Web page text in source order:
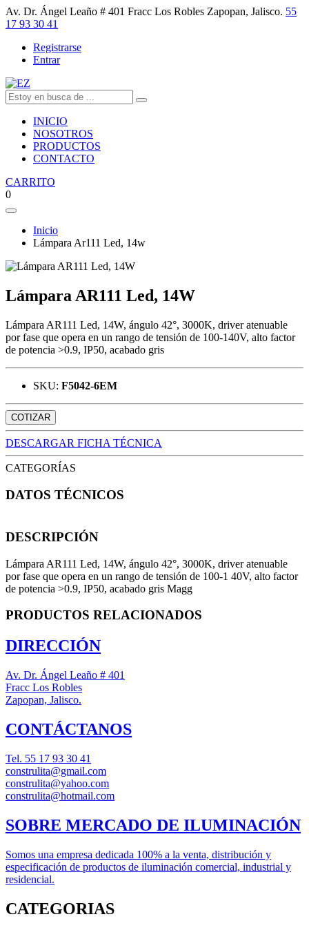
Av. Dr. Ángel Leaño # 401 Fracc Los Robles Zapopan, Jalisco. 55
17 93 30 41
Registrarse
Entrar
INICIO
NOSOTROS
PRODUCTOS
CONTACTO
CARRITO
0
Inicio
Lámpara Ar111 Led, 14w
Lámpara AR111 Led, 14W
Lámpara AR111 Led, 14W, ángulo 42°, 3000K, driver atenuable
por fase que opera en un rango de tensión de 100-140V, alto factor
de potencia >0.9, IP50, acabado gris
SKU: F5042-6EM
COTIZAR
DESCARGAR FICHA TÉCNICA
CATEGORÍAS
DATOS TÉCNICOS
DESCRIPCIÓN
Lámpara AR111 Led, 14W, ángulo 42°, 3000K, driver atenuable
por fase que opera en un rango de tensión de 100-1 40V, alto factor
de potencia >0.9, IP50, acabado gris Magg
PRODUCTOS RELACIONADOS
DIRECCIÓN
Av. Dr. Ángel Leaño # 401
Fracc Los Robles
Zapopan, Jalisco.
CONTÁCTANOS
Tel. 55 17 93 30 41
construlita@gmail.com
construlita@yahoo.com
construlita@hotmail.com
SOBRE MERCADO DE ILUMINACIÓN
Somos una empresa dedicada 100% a la venta, distribución y
especificación de productos de iluminación comercial, industrial y
residencial.
CATEGORIAS